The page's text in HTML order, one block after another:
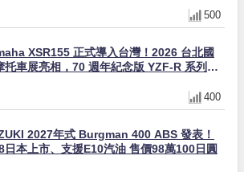
500
XSR155 正式導入台灣！2026 台北國
托車展亮相，70 週年紀念版 YZF-R 系列限
400
2027年式 Burgman 400 ABS 發表！
日本上市、支援E10汽油 售價98萬100日圓